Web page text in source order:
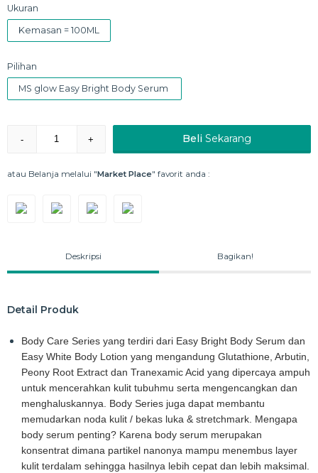
Ukuran
Kemasan = 100ML
Pilihan
MS glow Easy Bright Body Serum
- + Beli Sekarang
atau Belanja melalui "Market Place" favorit anda :
Deskripsi Bagikan!
Detail Produk
Body Care Series yang terdiri dari Easy Bright Body Serum dan
Easy White Body Lotion yang mengandung Glutathione, Arbutin,
Peony Root Extract dan Tranexamic Acid yang dipercaya ampuh
untuk mencerahkan kulit tubuhmu serta mengencangkan dan
menghaluskannya. Body Series juga dapat membantu
memudarkan noda kulit / bekas luka & stretchmark. Mengapa
body serum penting? Karena body serum merupakan
konsentrat dimana partikel nanonya mampu menembus layer
kulit terdalam sehingga hasilnya lebih cepat dan lebih maksimal.